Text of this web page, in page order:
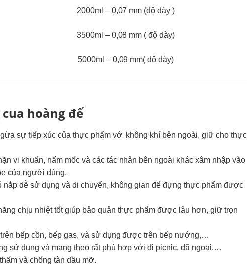
2000ml – 0,07 mm (độ dày )
3500ml – 0,08 mm ( độ dày)
5000ml – 0,09 mm( độ dày)
hoàng đế
sự tiếp xúc của thực phẩm với không khí bên ngoài, giữ cho thực
vi khuẩn, nấm mốc và các tác nhân bên ngoài khác xâm nhập vào
của người dùng.
nắp dễ sử dụng và di chuyển, không gian để đựng thực phẩm được
chịu nhiệt tốt giúp bảo quản thực phẩm được lâu hơn, giữ trọn
bếp cồn, bếp gas, và sử dụng được trên bếp nướng,…
sử dụng và mang theo rất phù hợp với đi picnic, dã ngoại,…
và chống tàn dầu mỡ.